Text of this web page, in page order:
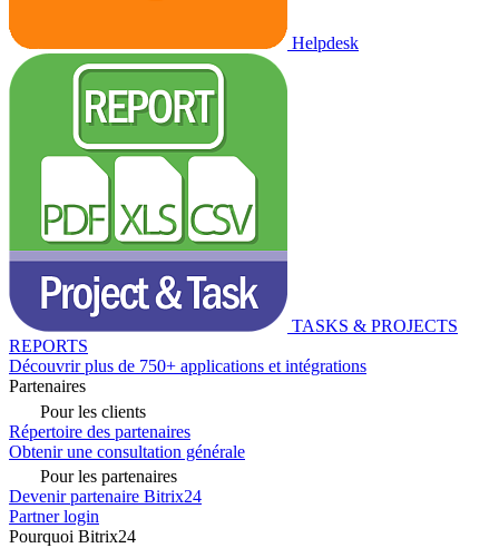
Helpdesk
TASKS & PROJECTS
REPORTS
Découvrir plus de 750+ applications et intégrations
Partenaires
Pour les clients
Répertoire des partenaires
Obtenir une consultation générale
Pour les partenaires
Devenir partenaire Bitrix24
Partner login
Pourquoi Bitrix24